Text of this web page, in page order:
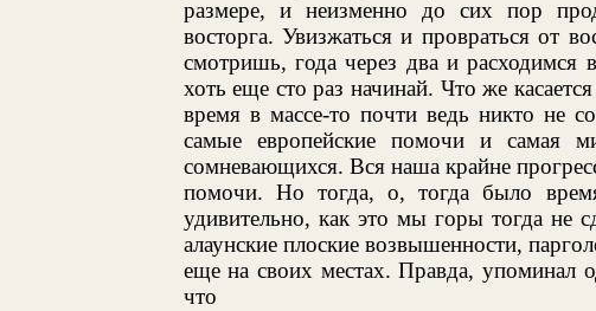
размере, и неизменно до сих пор
восторга. Увизжаться и провраться от
смотришь, года через два и расходимся
хоть еще сто раз начинай. Что же
время в массе-то почти ведь никто не
самые европейские помочи и самая
сомневающихся. Вся наша крайне
помочи. Но тогда, о, тогда было
удивительно, как это мы горы тогда не
алаунские плоские возвышенности,
еще на своих местах. Правда, упоминал
что